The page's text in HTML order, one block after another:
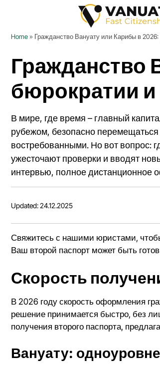
Home» Гражданство Вануату или Карибы в
Гражданство
бюрократии
В мире, где время – главный
рубежом, безопасно
востребованными. Но вот вопрос:
ужесточают проверки и вводят
интервью, полное дистанционное
Updated: 24.12.2025
Свяжитесь с нашими юристами,
Ваш второй паспорт может быть
Скорость
В 2026 году скорость оформления
решение принимается быстро, без
получения второго паспорта,
Вануату: